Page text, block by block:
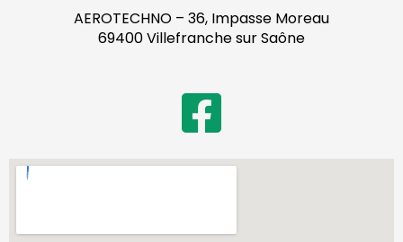
AEROTECHNO – 36, Impasse Moreau
69400 Villefranche sur Saône